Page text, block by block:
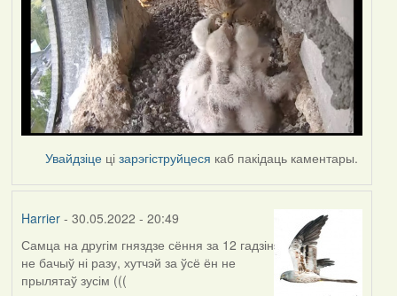
Увайдзіце цізарэгіструйцеся каб пакідаць каментары.
Harrier- 30.05.2022 - 20:49
Самца на другім гняздзе сёння за 12 гадзін
не бачыў ні разу, хутчэй за ўсё ён не
прылятаў зусім (((